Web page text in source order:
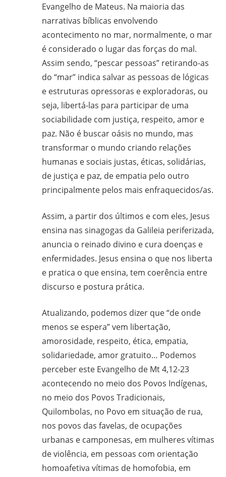
Evangelho de Mateus. Na maioria das
narrativas bíblicas envolvendo
acontecimento no mar, normalmente, o mar
é considerado o lugar das forças do mal.
Assim sendo, “pescar pessoas” retirando-as
do “mar” indica salvar as pessoas de lógicas
e estruturas opressoras e exploradoras, ou
seja, libertá-las para participar de uma
sociabilidade com justiça, respeito, amor e
paz. Não é buscar oásis no mundo, mas
transformar o mundo criando relações
humanas e sociais justas, éticas, solidárias,
de justiça e paz, de empatia pelo outro
principalmente pelos mais enfraquecidos/as.
Assim, a partir dos últimos e com eles, Jesus
ensina nas sinagogas da Galileia periferizada,
anuncia o reinado divino e cura doenças e
enfermidades. Jesus ensina o que nos liberta
e pratica o que ensina, tem coerência entre
discurso e postura prática.
Atualizando, podemos dizer que “de onde
menos se espera” vem libertação,
amorosidade, respeito, ética, empatia,
solidariedade, amor gratuito… Podemos
perceber este Evangelho de Mt 4,12-23
acontecendo no meio dos Povos Indígenas,
no meio dos Povos Tradicionais,
Quilombolas, no Povo em situação de rua,
nos povos das favelas, de ocupações
urbanas e camponesas, em mulheres vítimas
de violência, em pessoas com orientação
homoafetiva vítimas de homofobia, em